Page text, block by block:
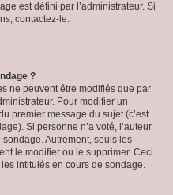
est défini par l’administrateur. Si
contactez-le.
?
ne peuvent être modifiés que par
Pour modifier un
premier message du sujet (c’est
Si personne n’a voté, l’auteur
Autrement, seuls les
le modifier ou le supprimer. Ceci
intitulés en cours de sondage.